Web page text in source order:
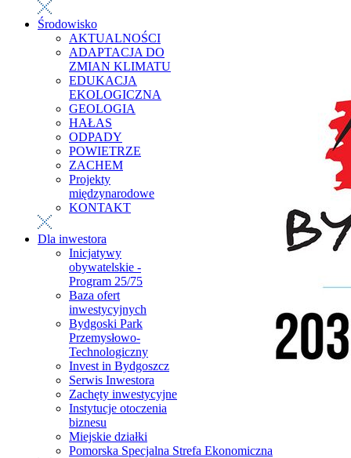
Środowisko
AKTUALNOŚCI
ADAPTACJA DO
ZMIAN KLIMATU
EDUKACJA
EKOLOGICZNA
GEOLOGIA
HAŁAS
ODPADY
POWIETRZE
ZACHEM
Projekty
międzynarodowe
KONTAKT
Dla inwestora
Inicjatywy
obywatelskie -
Program 25/75
Baza ofert
inwestycyjnych
Bydgoski Park
Przemysłowo-
Technologiczny
Invest in Bydgoszcz
Serwis Inwestora
Zachęty inwestycyjne
Instytucje otoczenia
biznesu
Miejskie działki
Pomorska Specjalna Strefa Ekonomiczna